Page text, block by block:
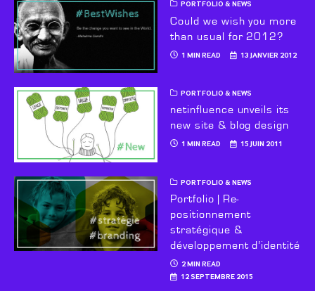
PORTFOLIO & NEWS
Could we wish you more
than usual for 2012?
1 MIN READ 13 JANVIER 2012
PORTFOLIO & NEWS
netinfluence unveils its
new site & blog design
1 MIN READ 15 JUIN 2011
PORTFOLIO & NEWS
Portfolio | Re-
positionnement
stratégique &
développement d’identité
2 MIN READ
12 SEPTEMBRE 2015